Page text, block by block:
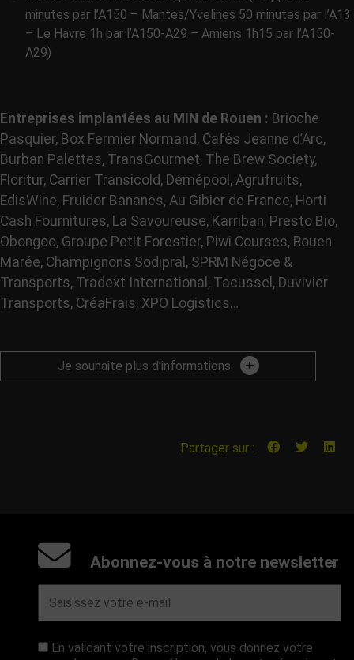
minutes par l’A150 – Mantes/Yvelines 50 minutes par l’A13
– Le Havre 1h par l’A150-A29 – Amiens 1h15 par l’A150-
A29)
Entreprises implantées au MIN de Rouen : Brioche
Pasquier, Box Fermier Normand, Cafés Jeanne d’Arc,
Burban Palettes, TransGourmet, The Brew Society,
Floritur, Carrier Transicold, Démépool, Agrufruits,
EdisWine, Fruidor Bananes, Au Gibier de France, Horti
Cash Fournitures, La Savoureuse, Karriban, Presto Bio,
Obongoo, Groupe Petit Forestier, Piwi Courses, Rouen
Marée, Champignons Sodipral, SPRM Négoce &
Transports, Tradext International, Tacussel, Duvivier
Transports, CréaFrais, XPO Logistics…
Je souhaite plus d'informations
Partager sur :
Abonnez-vous à notre newsletter
En validant votre inscription, vous donnez votre